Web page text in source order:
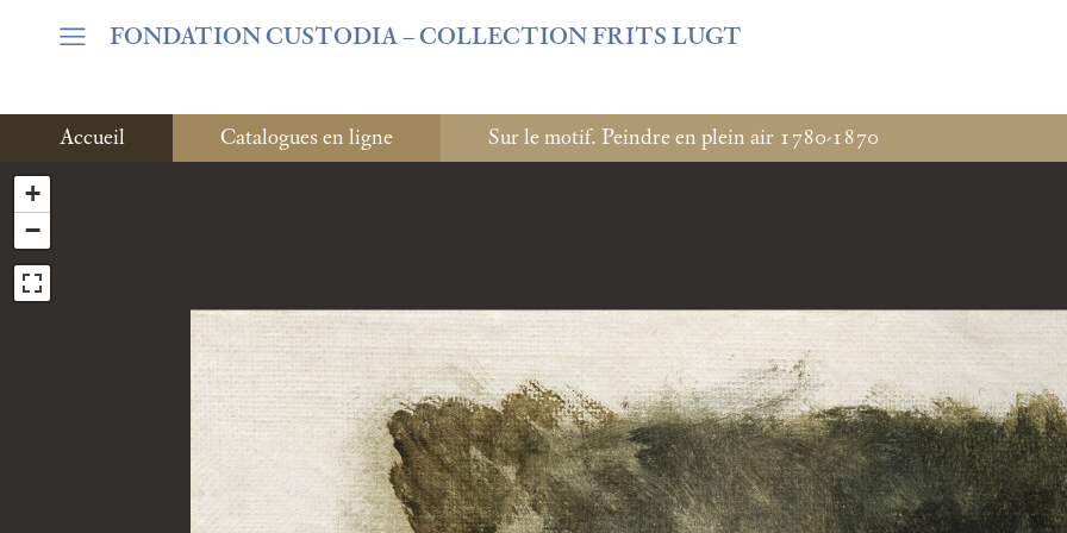
Warning: Undefined array key "var_mode" in/home/clients/06cf3fb6db0bf3383064f508e4e3b220/sites/fondationcustodia.fr/
FONDATION CUSTODIA– COLLECTION FRITS LUGT
Accueil Catalogues en ligne Sur le motif. Peindre en plein air 1780-1870
+
−